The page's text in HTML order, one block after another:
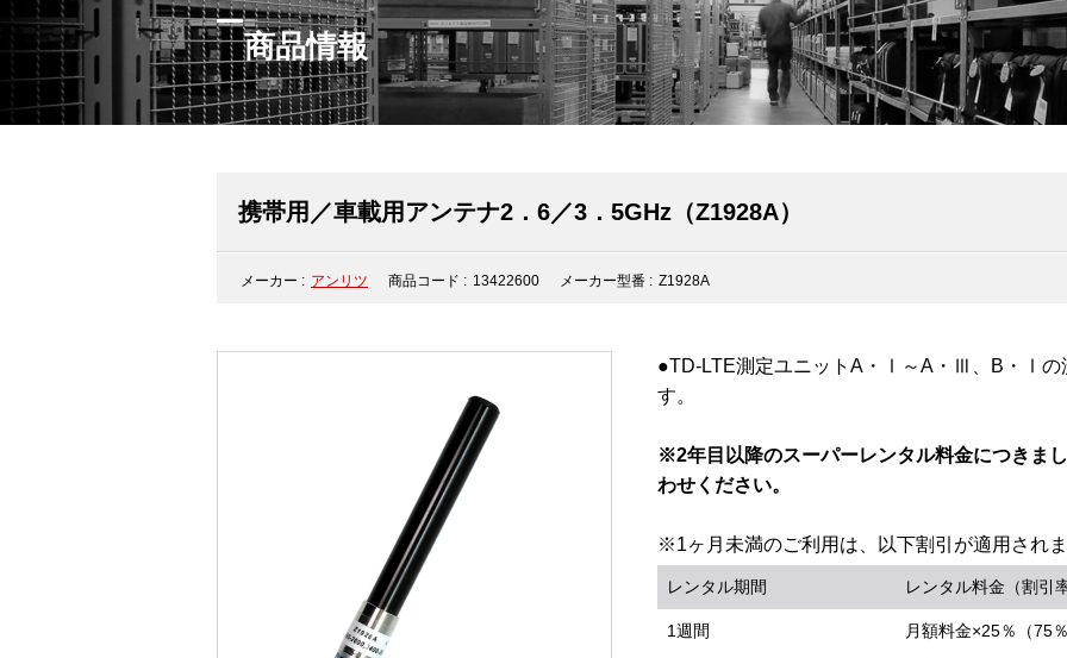
商品情報
携帯用／車載用アンテナ2．6／3．5GHz（Z1928A）
メーカー : アンリツ 商品コード : 13422600 メーカー型番 : Z1928A
●TD-LTE測定ユニットA・Ⅰ～A・Ⅲ、B・Ⅰの
す。
※2年目以降のスーパーレンタル料金につきま
わせください。
※1ヶ月未満のご利用は、以下割引が適用されま
レンタル期間 レンタル料金（割引率
1週間 月額料金×25％（75％